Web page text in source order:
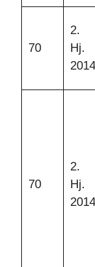
70
2.
Hj.
2014
70
2.
Hj.
2014